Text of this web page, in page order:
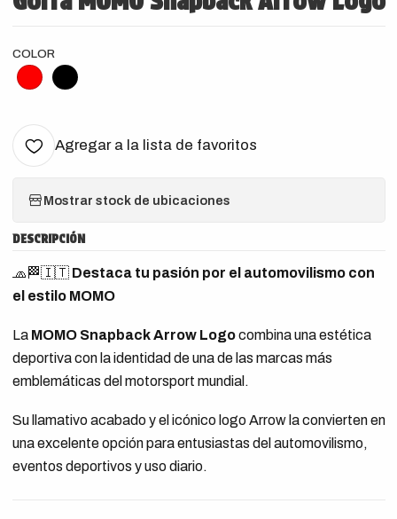
COLOR
Agregar a la lista de favoritos
Mostrar stock de ubicaciones
DESCRIPCIÓN
🧢🏁🇮🇹 Destaca tu pasión por el automovilismo con
el estilo MOMO
La MOMO Snapback Arrow Logocombina una estética
deportiva con la identidad de una de las marcas más
emblemáticas del motorsport mundial.
Su llamativo acabado y el icónico logo Arrow la convierten en
una excelente opción para entusiastas del automovilismo,
eventos deportivos y uso diario.